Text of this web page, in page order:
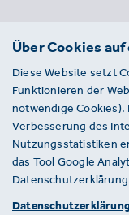
BDE
Entsorgungs-,
Kreislaufwirtschaft e.
Von-der-Heydt-
D 10785 Berlin
Sie haben einen
gefunden? Ihnen ist
aufgefallen? Wir
Über Cookies
Diese Website setzt
Funktionieren der
notwendige Cookies).
Verbesserung des
Nutzungsstatistiken
das Tool Google
Datenschutzerklärung